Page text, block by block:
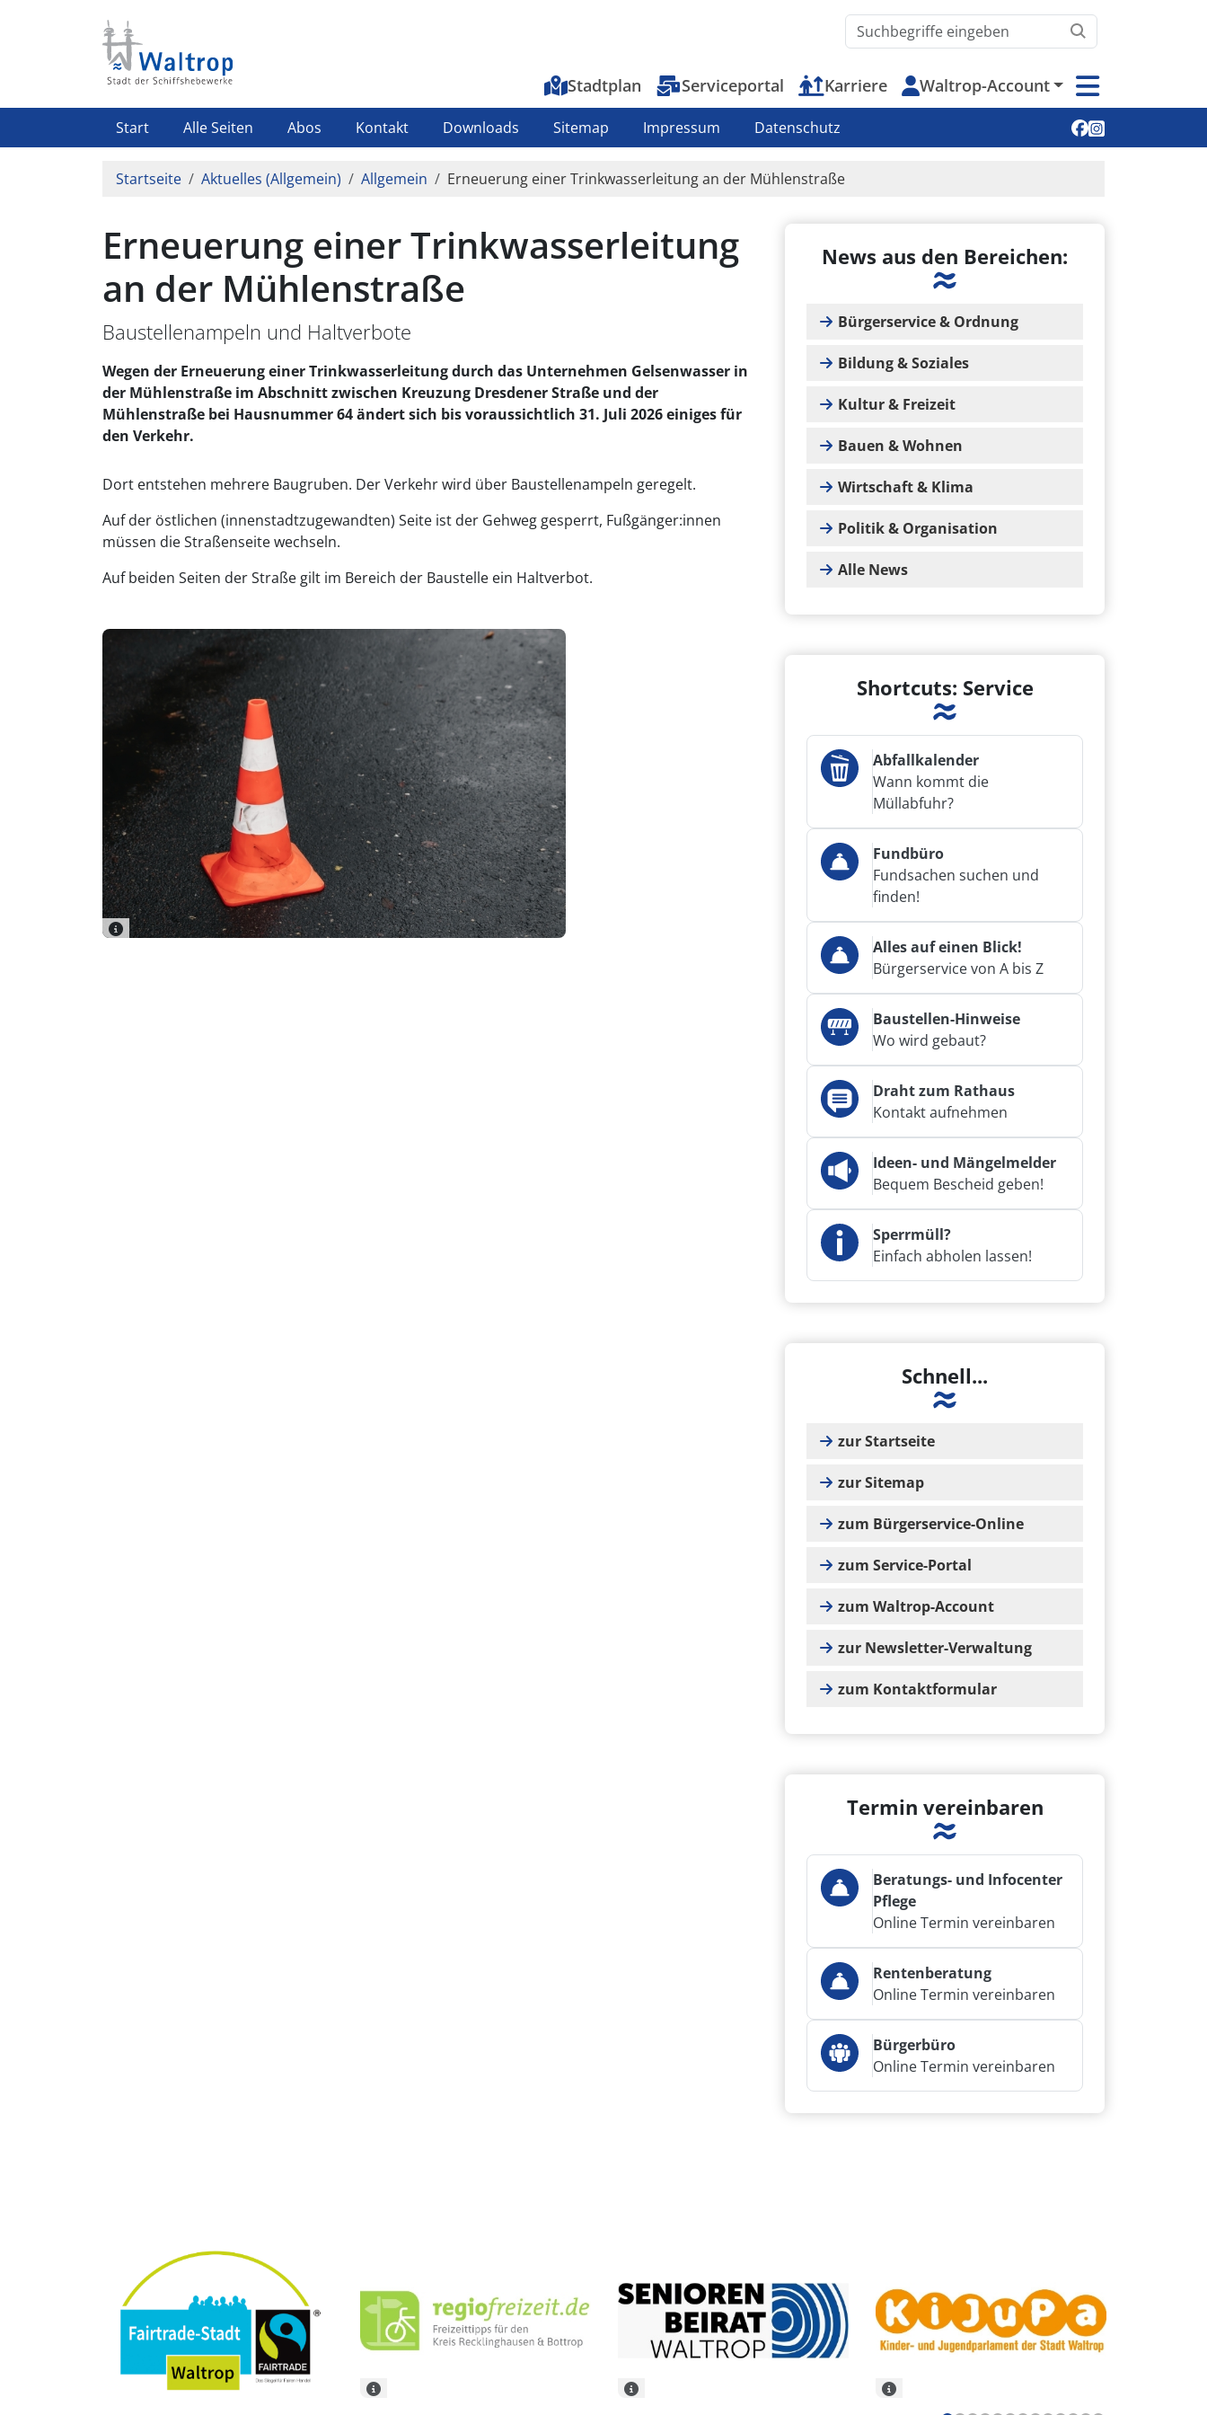
Waltrop.de durchsuchen
Top-Menu
Stadtplan Serviceportal Karriere Waltrop-Account
Highlight Menü
Start Alle Seiten Abos Kontakt Downloads Sitemap Impressum Datenschutz Soziale Medien
Pfadnavigation
Startseite Aktuelles (Allgemein) Allgemein Erneuerung einer Trinkwasserleitung an der Mühlenstraße
Erneuerung einer Trinkwasserleitung
an der Mühlenstraße
Baustellenampeln und Haltverbote
Wegen der Erneuerung einer Trinkwasserleitung durch das Unternehmen Gelsenwasser in
der Mühlenstraße im Abschnitt zwischen Kreuzung Dresdener Straße und der
Mühlenstraße bei Hausnummer 64 ändert sich bis voraussichtlich 31. Juli 2026 einiges für
den Verkehr.
Dort entstehen mehrere Baugruben. Der Verkehr wird über Baustellenampeln geregelt.
Auf der östlichen (innenstadtzugewandten) Seite ist der Gehweg gesperrt, Fußgänger:innen
müssen die Straßenseite wechseln.
Auf beiden Seiten der Straße gilt im Bereich der Baustelle ein Haltverbot.
News aus den Bereichen:
Bürgerservice & Ordnung
Bildung & Soziales
Kultur & Freizeit
Bauen & Wohnen
Wirtschaft & Klima
Politik & Organisation
Alle News
Shortcuts: Service
Abfallkalender
Wann kommt die
Müllabfuhr?
Fundbüro
Fundsachen suchen und
finden!
Alles auf einen Blick!
Bürgerservice von A bis Z
Baustellen-Hinweise
Wo wird gebaut?
Draht zum Rathaus
Kontakt aufnehmen
Ideen- und Mängelmelder
Bequem Bescheid geben!
Sperrmüll?
Einfach abholen lassen!
Schnell...
zur Startseite
zur Sitemap
zum Bürgerservice-Online
zum Service-Portal
zum Waltrop-Account
zur Newsletter-Verwaltung
zum Kontaktformular
Termin vereinbaren
Beratungs- und Infocenter
Pflege
Online Termin vereinbaren
Rentenberatung
Online Termin vereinbaren
Bürgerbüro
Online Termin vereinbaren